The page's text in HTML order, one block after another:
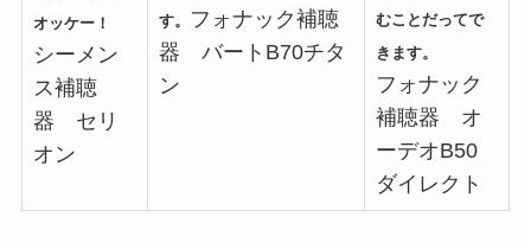
オッケー！
シーメン
ス補聴
器 セリ
オン
す。
フォナック補聴
器 バートB70チタ
ン
むことだってで
きます。
フォナック
補聴器 オ
ーデオB50
ダイレクト